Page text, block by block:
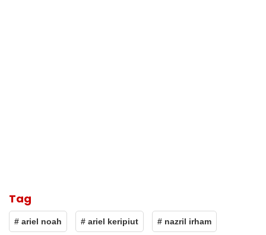
Tag
# ariel noah # ariel keripiut # nazril irham